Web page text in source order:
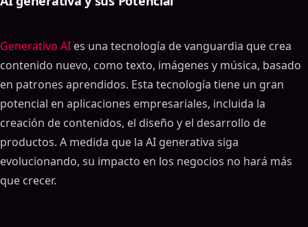
Generativo AI es una tecnología de vanguardia que crea
contenido nuevo, como texto, imágenes y música, basado
en patrones aprendidos. Esta tecnología tiene un gran
potencial en aplicaciones empresariales, incluida la
creación de contenidos, el diseño y el desarrollo de
productos. A medida que la AI generativa siga
evolucionando, su impacto en los negocios no hará más
que crecer.